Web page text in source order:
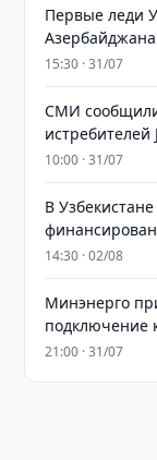
Первые леди
15:30 · 31/07
СМИ сообщили
истребителей
10:00 · 31/07
В
14:30 · 02/08
Минэнерго
подключение
21:00 · 31/07